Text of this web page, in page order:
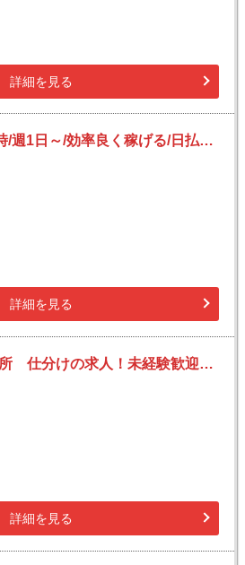
詳細を見る
【深夜】22時～翌7時/週1日～/効率良く稼げる/日払いOK(規定有)/副業可/フリーター活躍/未経験歓迎
詳細を見る
佐川急便 平塚営業所 仕分けの求人！未経験歓迎！先輩たちがサポートします♪
詳細を見る